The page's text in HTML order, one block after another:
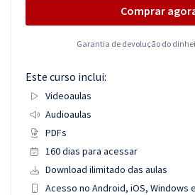
Comprar
Garantia de devolução do
Este curso inclui:
Videoaulas
Audioaulas
PDFs
160 dias para acessar
Download ilimitado das aulas
Acesso no Android, iOS, Windows